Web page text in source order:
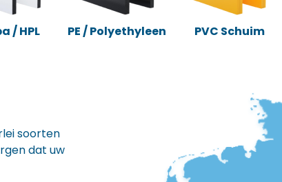
/ HPL PE / Polyethyleen PVC Schuim
soorten
dat uw